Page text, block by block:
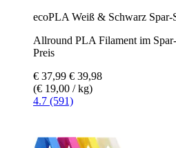
ecoPLA Weiß & Schwarz Spar-
Allround PLA Filament im
Preis
€ 37,99 € 39,98
(€ 19,00 / kg)
4.7 (591)